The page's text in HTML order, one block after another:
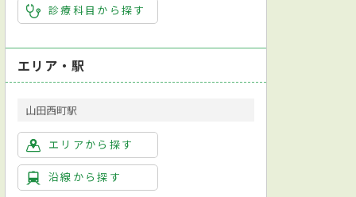
診療科目から探す
エリア・駅
山田西町駅
エリアから探す
沿線から探す